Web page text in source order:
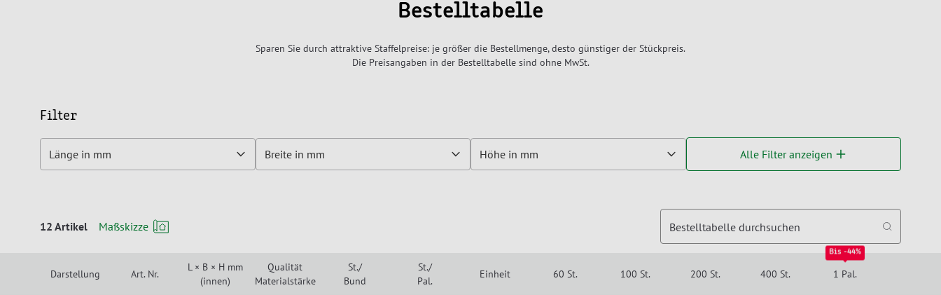
Bestelltabelle
Sparen Sie durch attraktive Staffelpreise: je größer die Bestellmenge, desto günstiger der Stückpreis.
Die Preisangaben in der Bestelltabelle sind ohne MwSt.
Filter
Länge in mm Breite in mm Höhe in mm Alle Filter anzeigen
12 Artikel Maßskizze Bestelltabelle durchsuchen
Darstellung Art. Nr.
L × B × H mm
(innen)
Qualität
Materialstärke
St./
Bund
St./
Pal.
Einheit 60 St. 100 St. 200 St. 400 St.
Bis -44%
1 Pal.